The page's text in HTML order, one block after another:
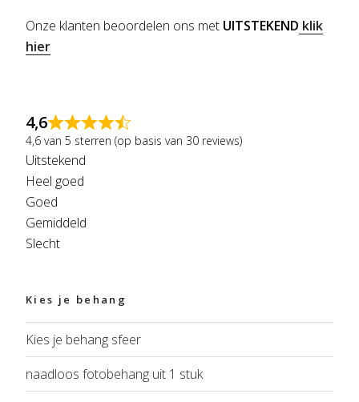
Onze klanten beoordelen ons met UITSTEKEND klik
hier
4,6
4,6 van 5 sterren (op basis van 30 reviews)
Uitstekend
Heel goed
Goed
Gemiddeld
Slecht
Kies je behang
Kies je behang sfeer
naadloos fotobehang uit 1 stuk